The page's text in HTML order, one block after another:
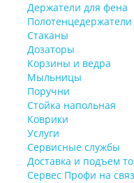
Держатели для фена
Полотенцедержатели
Стаканы
Дозаторы
Корзины и ведра
Мыльницы
Поручни
Стойка напольная
Коврики
Услуги
Сервисные службы
Доставка и подъем
Сервес Профи на